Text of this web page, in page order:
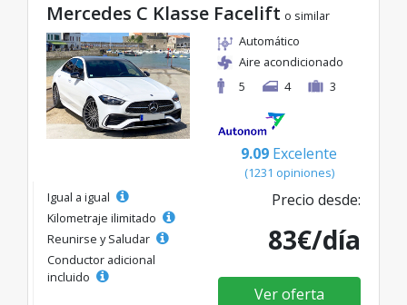
Mercedes C Klasse Facelift o similar
Automático
Aire acondicionado
5
4 3
9.09 Excelente
(1231 opiniones)
Igual a igual
Kilometraje ilimitado
Reunirse y Saludar
Conductor adicional
incluido
Precio desde:
83€/día
Ver oferta